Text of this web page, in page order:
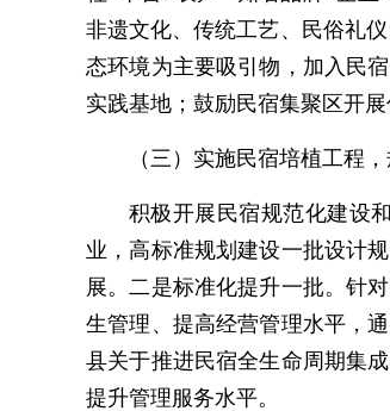
非遗文化、传统工艺、民俗礼
态环境为主要吸引物，加入民
实践基地；鼓励民宿集聚区开
（三）实施民宿培植工程
积极开展民宿规范化建设
业，高标准规划建设一批设计
展。二是标准化提升一批。针
生管理、提高经营管理水平，
县关于推进民宿全生命周期集
提升管理服务水平。